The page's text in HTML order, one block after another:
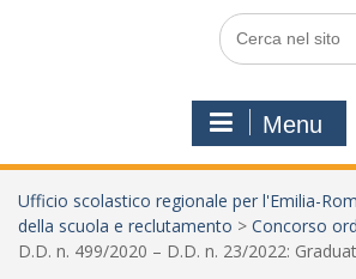
Search
for:
Menu
Ufficio scolastico regionale per l'Emilia-
della scuola e reclutamento > Concorso
D.D. n. 499/2020 – D.D. n. 23/2022: